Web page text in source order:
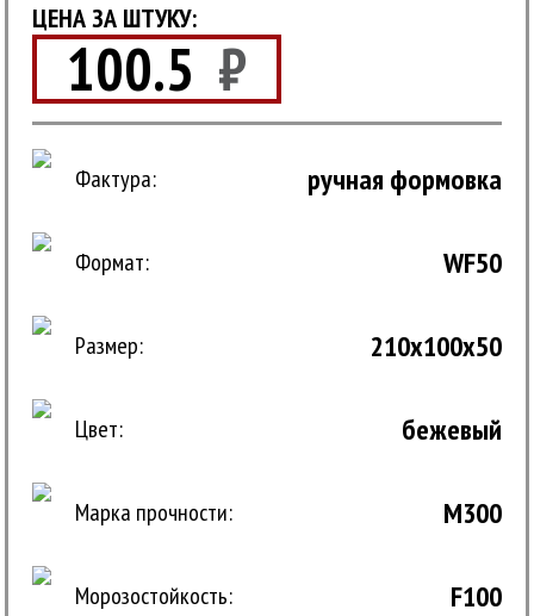
ЦЕНА ЗА ШТУКУ:
100.5 ₽
Фактура: ручная формовка
Формат: WF50
Размер: 210x100x50
Цвет: бежевый
Марка прочности: M300
Морозостойкость: F100